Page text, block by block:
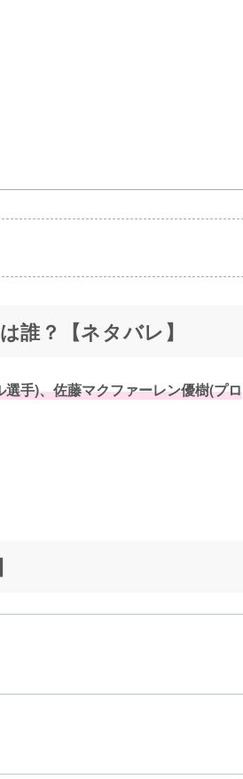
誰？【ネタバレ】
手)、佐藤マクファーレン優樹(プロ